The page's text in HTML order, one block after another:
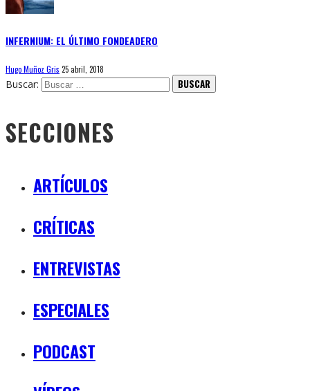
INFERNIUM: EL ÚLTIMO FONDEADERO
Hugo Muñoz Gris 25 abril, 2018
Buscar:
SECCIONES
ARTÍCULOS
CRÍTICAS
ENTREVISTAS
ESPECIALES
PODCAST